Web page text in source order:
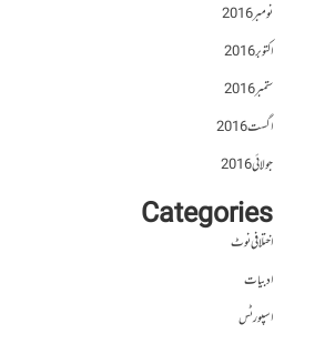
نومبر 2016
اکتوبر 2016
ستمبر 2016
اگست 2016
جولائی 2016
Categories
اختلافی نوٹ
ادبیات
اسپورٹس